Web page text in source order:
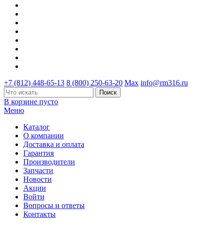
+7 (812) 448-65-13 8 (800) 250-63-20 Max info@rm316.ru
В корзине пусто
Меню
Каталог
О компании
Доставка и оплата
Гарантия
Производители
Запчасти
Новости
Акции
Войти
Вопросы и ответы
Контакты